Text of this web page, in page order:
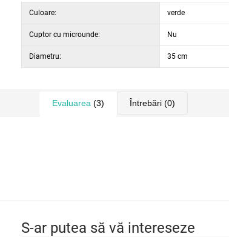
Culoare: verde
Cuptor cu microunde: Nu
Diametru: 35 cm
Evaluarea (3) Întrebări (0)
S-ar putea să vă intereseze